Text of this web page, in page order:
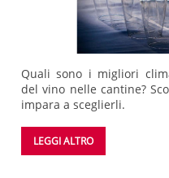
Quali sono i migliori
del vino nelle cantine?
impara a sceglierli.
LEGGI ALTRO